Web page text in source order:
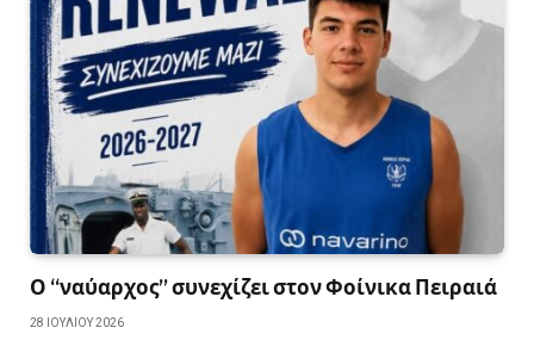
Ο “ναύαρχος” συνεχίζει στον Φοίνικα Πειραιά
28 ΙΟΥΛΊΟΥ 2026